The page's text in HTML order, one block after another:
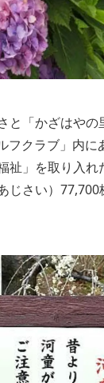
「かざはや
クラブ」内に
」を取り入
さい）